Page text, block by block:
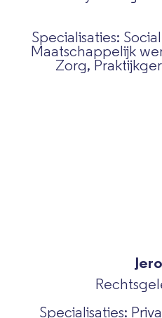
Specialisaties:
Maatschappelijk
Zorg,
Specialisaties: